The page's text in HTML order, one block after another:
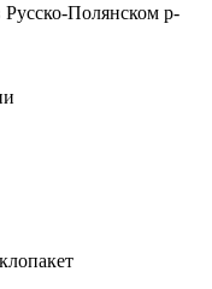
Полянском р-